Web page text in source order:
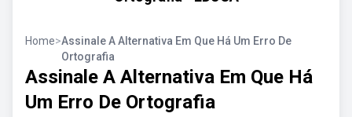
Home>Assinale A Alternativa Em Que Há Um Erro De
Ortografia
Assinale A Alternativa Em Que Há
Um Erro De Ortografia